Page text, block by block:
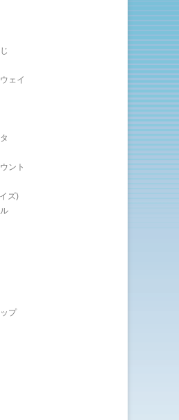
ェイ
ント
ズ)
プ